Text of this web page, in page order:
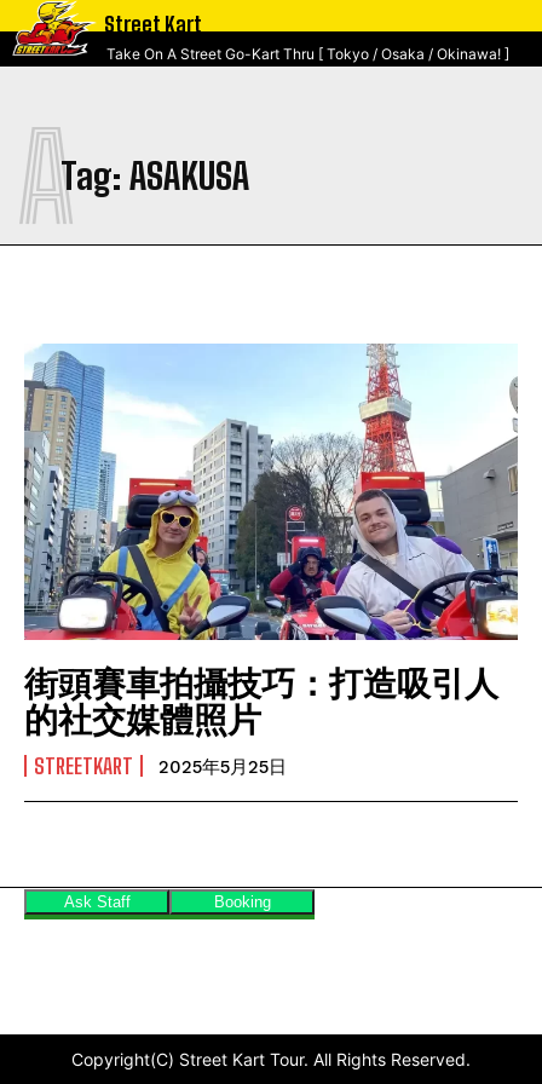
Street Kart
Take On A Street Go-Kart Thru [ Tokyo / Osaka / Okinawa! ]
Tag: ASAKUSA
A
街頭賽車拍攝技巧：打造吸引人
的社交媒體照片
STREETKART 2025年5月25日
Copyright(C) Street Kart Tour. All Rights Reserved.